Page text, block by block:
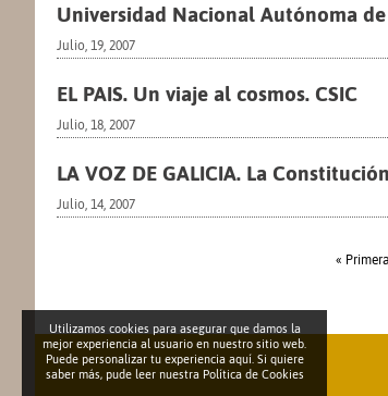
Universidad Nacional Autónoma
Julio, 19, 2007
EL PAIS. Un viaje al cosmos. CSIC
Julio, 18, 2007
LA VOZ DE GALICIA. La
Julio, 14, 2007
« Primera
Utilizamos cookies para asegurar que damos la
mejor experiencia al usuario en nuestro sitio web.
Puede personalizar tu experiencia aquí. Si quiere
saber más, pude leer nuestra Política de Cookies